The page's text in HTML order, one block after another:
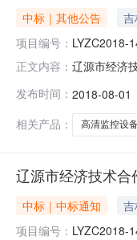
中标｜其他公告
项目编号： LYZC2018-
正文内容： 辽源市经济
成交供应商
格型
发布时间： 2018-08-01
相关产品：
高清监控设
辽源市经济技术
中标｜中标通知
项目编号： LYZC2018-